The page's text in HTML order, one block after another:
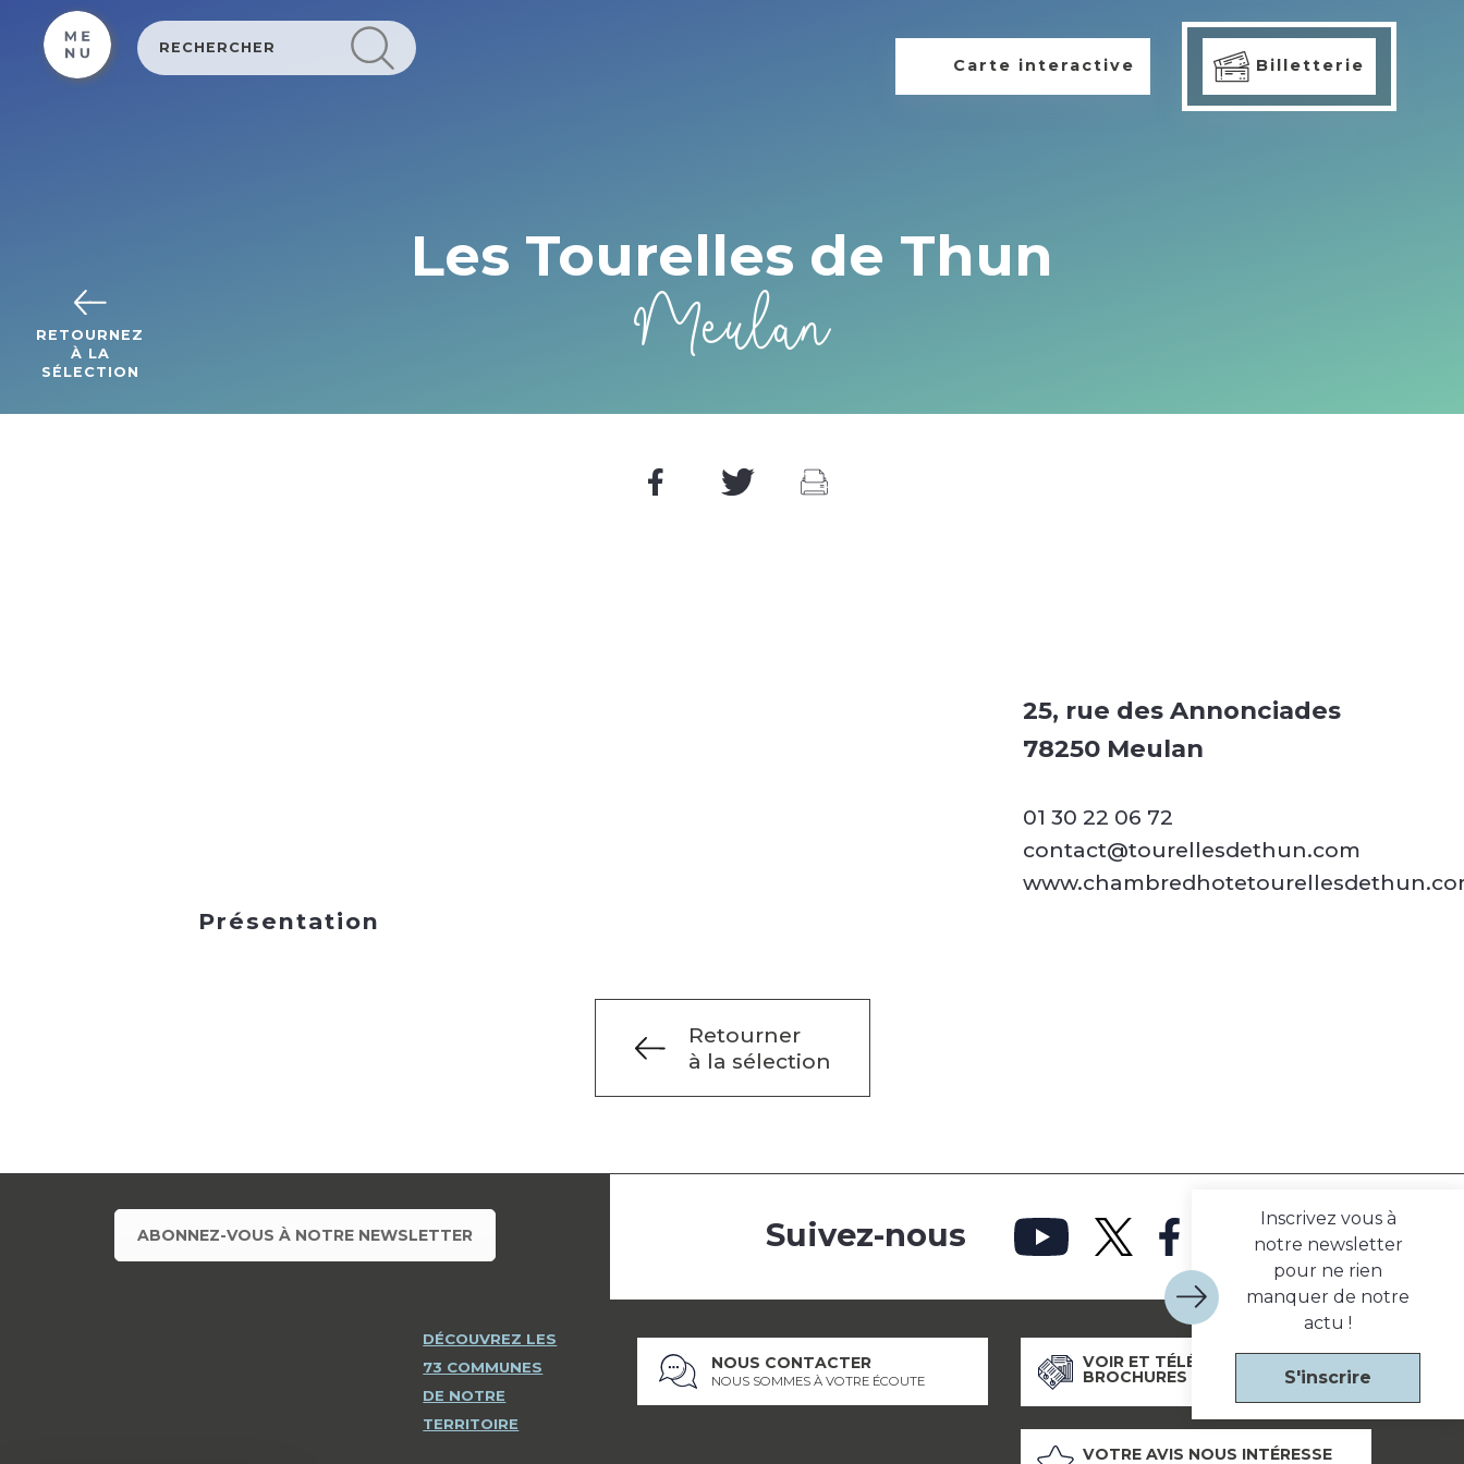
Carte interactive Billetterie
RETOURNEZ
À LA
SÉLECTION
Les Tourelles de Thun
Meulan
25, rue des Annonciades
78250 Meulan
01 30 22 06 72
contact@tourellesdethun.com
Présentation
Retourner
à la sélection
Inscrivez vous à
notre newsletter
pour ne rien
manquer de notre
actu !
S'inscrire
ABONNEZ-VOUS À NOTRE NEWSLETTER
DÉCOUVREZ LES
73 COMMUNES
DE NOTRE
TERRITOIRE
Suivez-nous
NOUS CONTACTER
NOUS SOMMES À VOTRE ÉCOUTE
VOIR ET TÉLÉCHARGER NOS
BROCHURES
VOTRE AVIS NOUS INTÉRESSE
Cookies management panel